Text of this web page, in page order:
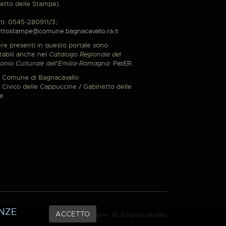
delle Stampe).
0545-280911/3;
presenti in questo portale sono
anche nel Catalogo Regionale del
Culturale dell'Emilia-Romagna: PatER.
Comune di Bagnacavallo
Civico delle Cappuccine / Gabinetto delle
© 2021 Comune di Bagnacavallo
ACCETTO